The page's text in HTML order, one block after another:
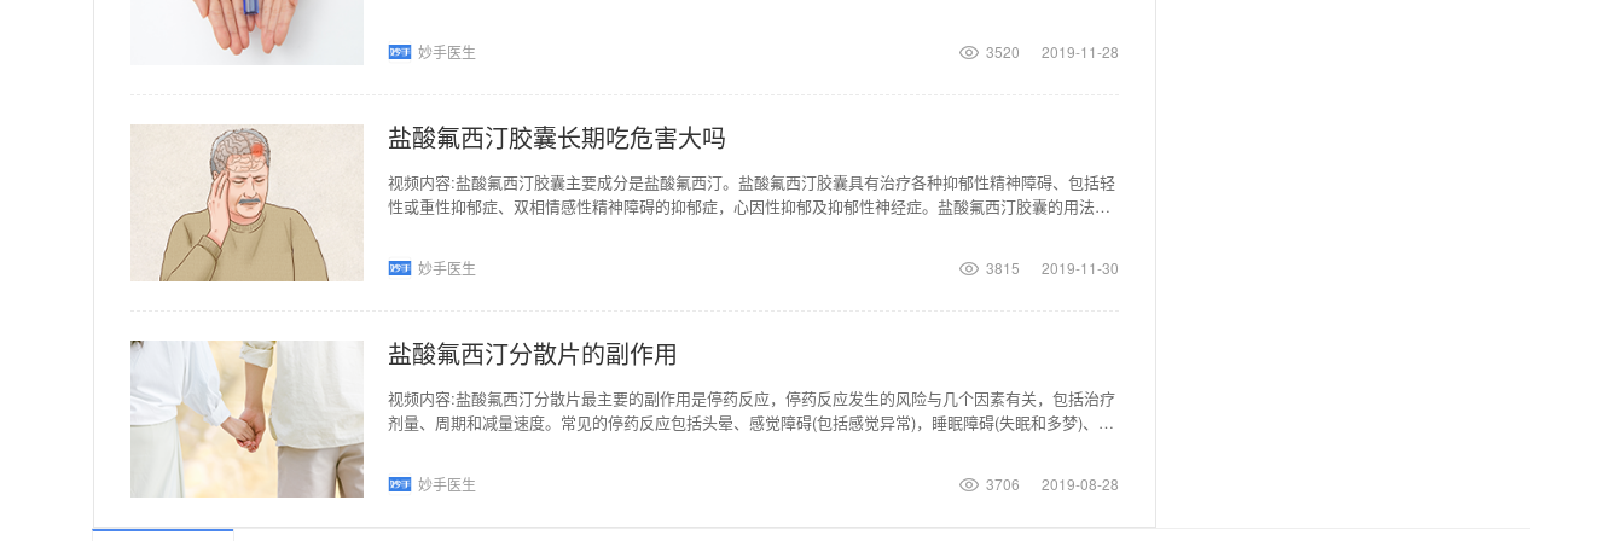
妙手医生 3520 2019-11-28
盐酸氟西汀胶囊长期吃危害大吗
视频内容:盐酸氟西汀胶囊主要成分是盐酸氟西汀。盐酸氟西汀胶囊具有治疗各种抑郁性精神障碍、包括轻
性或重性抑郁症、双相情感性精神障碍的抑郁症，心因性抑郁及抑郁性神经症。盐酸氟西汀胶囊的用法用
妙手医生 3815 2019-11-30
盐酸氟西汀分散片的副作用
视频内容:盐酸氟西汀分散片最主要的副作用是停药反应，停药反应发生的风险与几个因素有关，包括治疗
剂量、周期和减量速度。常见的停药反应包括头晕、感觉障碍(包括感觉异常)，睡眠障碍(失眠和多梦)、衰
妙手医生 3706 2019-08-28